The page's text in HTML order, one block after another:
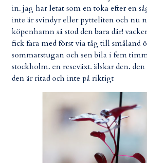
in. jag har letat som en toka efter en
inte är svindyr eller pytteliten och nu
köpenhamn så stod den bara där!
fick fara med först via tåg till småland
sommarstugan och sen bila i fem
stockholm. en reseväxt. älskar den.
den är ritad och inte på riktigt